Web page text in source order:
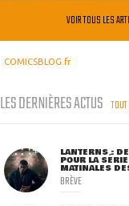
VOIR TOUS LES
COMICSBLOG.fr
LES DERNIÈRES ACTUS
LANTERNS :
POUR LA
MATINALES
BRÈVE